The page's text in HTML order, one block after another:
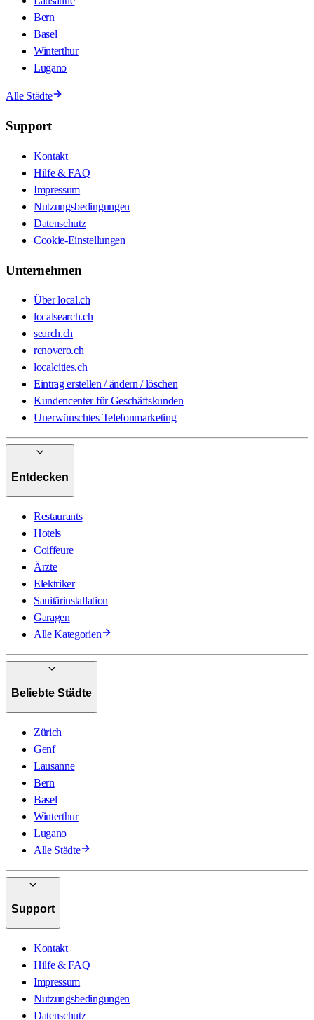
Bern
Basel
Winterthur
Lugano
Alle Städte
Support
Kontakt
Hilfe & FAQ
Impressum
Nutzungsbedingungen
Datenschutz
Cookie-Einstellungen
Unternehmen
Über local.ch
localsearch.ch
search.ch
renovero.ch
localcities.ch
Eintrag erstellen / ändern / löschen
Kundencenter für Geschäftskunden
Unerwünschtes Telefonmarketing
Entdecken
Restaurants
Hotels
Coiffeure
Ärzte
Elektriker
Sanitärinstallation
Garagen
Alle Kategorien
Beliebte Städte
Zürich
Genf
Lausanne
Bern
Basel
Winterthur
Lugano
Alle Städte
Support
Kontakt
Hilfe & FAQ
Impressum
Nutzungsbedingungen
Datenschutz